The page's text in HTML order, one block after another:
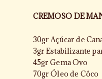
CREMOSO DE
30gr Açúcar de
3gr Estabilizante
45gr Gema Ovo
70gr Óleo de Côco